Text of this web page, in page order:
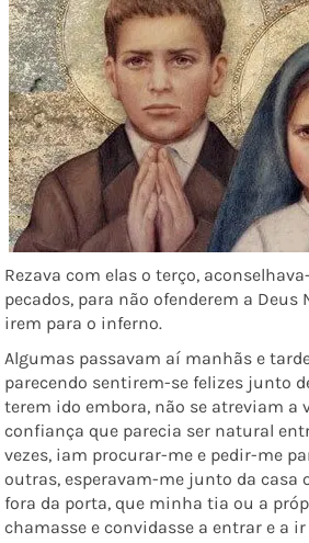
Rezava com elas o terço,
pecados, para não ofenderem a Deus
irem para o inferno.
Algumas passavam aí manhãs e
parecendo sentirem-se felizes junto
terem ido embora, não se atreviam a
confiança que parecia ser natural
vezes, iam procurar-me e pedir-me
outras, esperavam-me junto da casa
fora da porta, que minha tia ou a
chamasse e convidasse a entrar e a